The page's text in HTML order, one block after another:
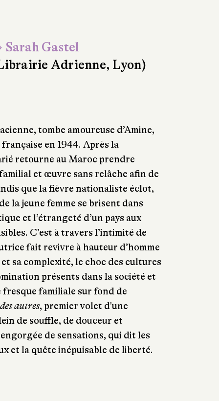
Gastel
Adrienne, Lyon)
tombe amoureuse d’Amine,
en 1944. Après la
retourne au Maroc prendre
et œuvre sans relâche afin de
que la fièvre nationaliste éclot,
la jeune femme se brisent dans
et l’étrangeté d’un pays aux
C’est à travers l’intimité de
fait revivre à hauteur d’homme
sa complexité, le choc des cultures
présents dans la société et
familiale sur fond de
autres, premier volet d'une
de souffle, de douceur et
de sensations, qui dit les
et la quête inépuisable de liberté.